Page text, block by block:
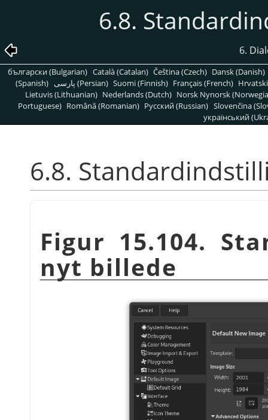
6.8.
6.
български (Bulgarian) Català (Catalan) Čeština (Czech) Dansk (Danish)
(Spanish)
پارسی (Persian) Suomi (Finnish) Français (French)
Lietuvis (Lithuanian) Nederlands (Dutch) Norsk Nynorsk
Portuguese) Română (Romanian) Pусский (Russian) Slovenčina
український
6.8.
Figur 15.104.
nyt billede